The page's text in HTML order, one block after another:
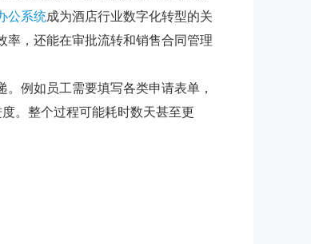
公系统成为酒店行业数字化转型的关
率，还能在审批流转和销售合同管理
例如员工需要填写各类申请表单，
。整个过程可能耗时数天甚至更